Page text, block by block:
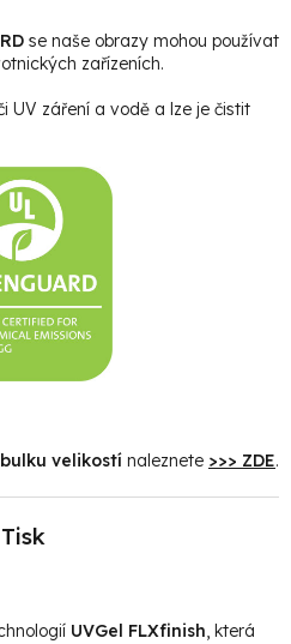
se naše obrazy mohou používat
zařízeních.
UV záření a vodě a lze je čistit
velikostí naleznete >>> ZDE.
Tisk
UVGel FLXfinish, která